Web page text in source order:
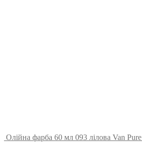
Олійна фарба 60 мл 093 лілова Van Pure